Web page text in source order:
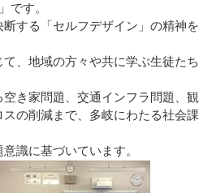
です。
する「セルフデザイン」の精神を
、地域の方々や共に学ぶ生徒たち
き家問題、交通インフラ問題、観
の削減まで、多岐にわたる社会課
識に基づいています。